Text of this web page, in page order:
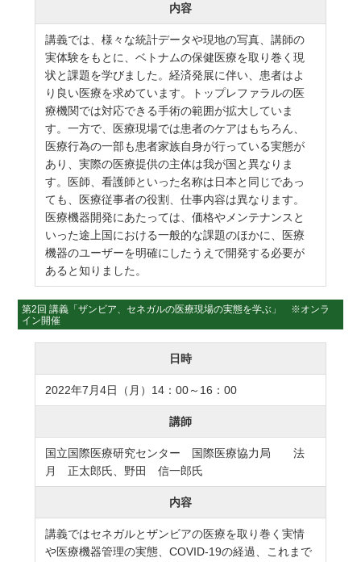
内容
講義では、様々な統計データや現地の写真、講師の
実体験をもとに、ベトナムの保健医療を取り巻く現
状と課題を学びました。経済発展に伴い、患者はよ
り良い医療を求めています。トップレファラルの医
療機関では対応できる手術の範囲が拡大していま
す。一方で、医療現場では患者のケアはもちろん、
医療行為の一部も患者家族自身が行っている実態が
あり、実際の医療提供の主体は我が国と異なりま
す。医師、看護師といった名称は日本と同じであっ
ても、医療従事者の役割、仕事内容は異なります。
医療機器開発にあたっては、価格やメンテナンスと
いった途上国における一般的な課題のほかに、医療
機器のユーザーを明確にしたうえで開発する必要が
あると知りました。
第2回 講義「ザンビア、セネガルの医療現場の実態を学ぶ」 ※オンラ
イン開催
日時
2022年7月4日（月）14：00～16：00
講師
国立国際医療研究センター 国際医療協力局 法
月 正太郎氏、野田 信一郎氏
内容
講義ではセネガルとザンビアの医療を取り巻く実情
や医療機器管理の実態、COVID-19の経過、これまで